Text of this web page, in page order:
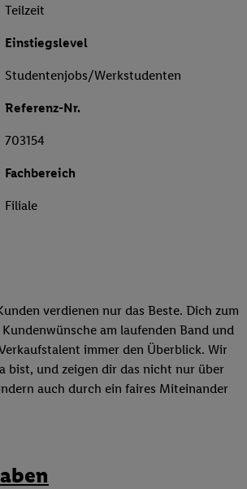
Teilzeit
Einstiegslevel
Studentenjobs/Werkstudenten
Referenz-Nr.
703154
Fachbereich
Filiale
verdienen nur das Beste. Dich zum
am laufenden Band und
immer den Überblick. Wir
bist, und zeigen dir das nicht nur über
auch durch ein faires Miteinander